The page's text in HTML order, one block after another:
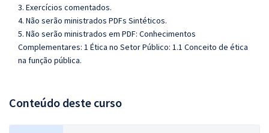
3. Exercícios comentados.
4. Não serão ministrados PDFs Sintéticos.
5. Não serão ministrados em PDF: Conhecimentos
Complementares: 1 Ética no Setor Público: 1.1 Conceito de ética
na função pública.
Conteúdo deste curso